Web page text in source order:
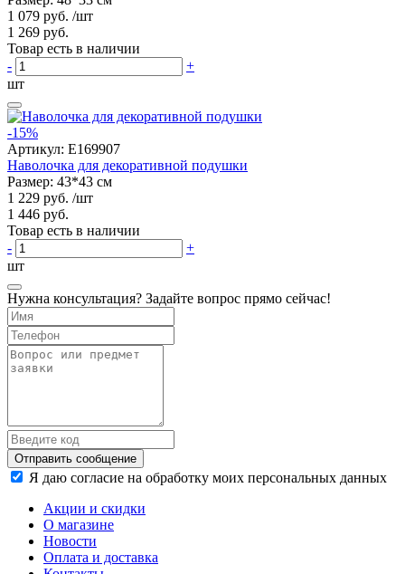
1 079 руб. /шт
1 269 руб.
Товар есть в наличии
-
+
шт
-15%
Артикул: E169907
Наволочка для декоративной подушки
Размер: 43*43 см
1 229 руб. /шт
1 446 руб.
Товар есть в наличии
-
+
шт
Нужна консультация? Задайте вопрос прямо сейчас!
Отправить сообщение
Я даю согласие на обработку моих персональных данных
Акции и скидки
О магазине
Новости
Оплата и доставка